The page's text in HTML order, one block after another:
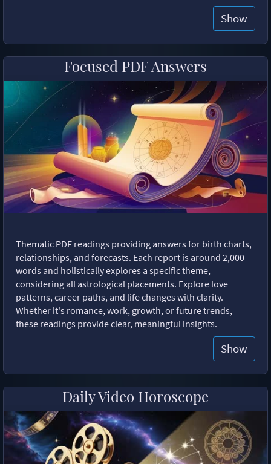
Show
Focused PDF Answers
Thematic PDF readings providing answers for birth charts,
relationships, and forecasts. Each report is around 2,000
words and holistically explores a specific theme,
considering all astrological placements. Explore love
patterns, career paths, and life changes with clarity.
Whether it's romance, work, growth, or future trends,
these readings provide clear, meaningful insights.
Show
Daily Video Horoscope